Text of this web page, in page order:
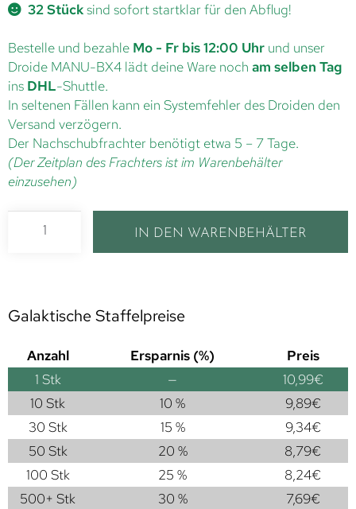
32 Stücksind sofort startklar für den Abflug!
Bestelle und bezahle Mo - Fr bis 12:00 Uhr und unser
Droide MANU-BX4 lädt deine Ware noch am selben Tag
ins DHL-Shuttle.
In seltenen Fällen kann ein Systemfehler des Droiden den
Versand verzögern.
Der Nachschubfrachter benötigt etwa 5 – 7 Tage.
(Der Zeitplan des Frachters ist im Warenbehälter
einzusehen)
IN DEN WARENBEHÄLTER
Galaktische Staffelpreise
Anzahl Ersparnis (%)
Preis
1 Stk — 10,99€
10 Stk
10 % 9,89€
30 Stk
15 % 9,34€
50 Stk
20 % 8,79€
100 Stk
25 % 8,24€
500+ Stk
30 % 7,69€